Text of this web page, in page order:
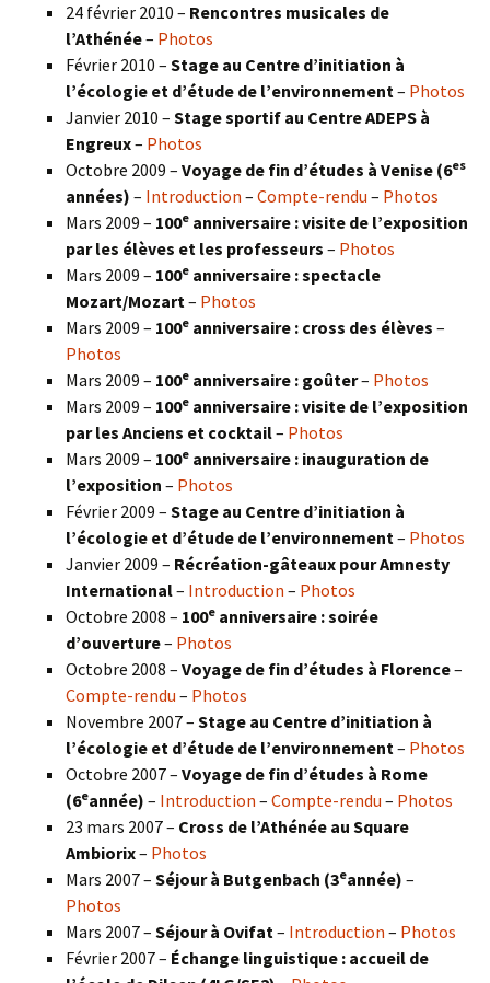
24 février 2010 – Rencontres musicales de
l’Athénée– Photos
Février 2010 – Stage au Centre d’initiation à
l’écologie et d’étude de l’environnement– Photos
Janvier 2010 – Stage sportif au Centre ADEPS à
Engreux– Photos
Octobre 2009 – Voyage de fin d’études à Venise (6es
années) – Introduction – Compte-rendu – Photos
Mars 2009 – 100e anniversaire : visite de l’exposition
par les élèves et les professeurs – Photos
Mars 2009 – 100e anniversaire : spectacle
Mozart/Mozart– Photos
Mars 2009 – 100e anniversaire : cross des élèves –
Photos
Mars 2009 – 100e anniversaire : goûter– Photos
Mars 2009 – 100e anniversaire : visite de l’exposition
par les Anciens et cocktail– Photos
Mars 2009 – 100e anniversaire : inauguration de
l’exposition – Photos
Février 2009 – Stage au Centre d’initiation à
l’écologie et d’étude de l’environnement– Photos
Janvier 2009 – Récréation-gâteaux pour Amnesty
International– Introduction – Photos
Octobre 2008 – 100e anniversaire : soirée
d’ouverture– Photos
Octobre 2008 – Voyage de fin d’études à Florence–
Compte-rendu – Photos
Novembre 2007 – Stage au Centre d’initiation à
l’écologie et d’étude de l’environnement– Photos
Octobre 2007 – Voyage de fin d’études à Rome
(6eannée) – Introduction – Compte-rendu – Photos
23 mars 2007 – Cross de l’Athénée au Square
Ambiorix– Photos
Mars 2007 – Séjour à Butgenbach (3eannée) –
Photos
Mars 2007 – Séjour à Ovifat– Introduction – Photos
Février 2007 – Échange linguistique : accueil de